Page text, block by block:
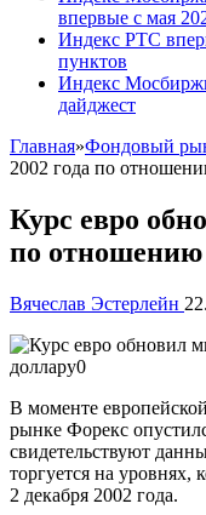
впервые с мая
Индекс РТС
пунктов
Индекс
дайджест
Главная»Фондовый
2002 года по
Курс евро
по отношению
Вячеслав Эстерлейн
В моменте
рынке Форекс
свидетельствуют
торгуется на уровнях,
2 декабря 2002 года.